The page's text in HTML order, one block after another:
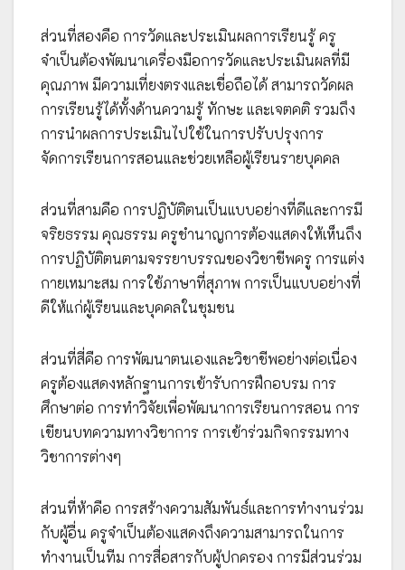
ส่วนที่สองคือ การวัดและประเมินผลการเรียนรู้ ครู
จำเป็นต้องพัฒนาเครื่องมือการวัดและประเมินผลที่มี
คุณภาพ มีความเที่ยงตรงและเชื่อถือได้ สามารถวัดผล
การเรียนรู้ได้ทั้งด้านความรู้ ทักษะ และเจตคติ รวมถึง
การนำผลการประเมินไปใช้ในการปรับปรุงการ
จัดการเรียนการสอนและช่วยเหลือผู้เรียนรายบุคคล
ส่วนที่สามคือ การปฏิบัติตนเป็นแบบอย่างที่ดีและการมี
จริยธรรม คุณธรรม ครูชำนาญการต้องแสดงให้เห็นถึง
การปฏิบัติตนตามจรรยาบรรณของวิชาชีพครู การแต่ง
กายเหมาะสม การใช้ภาษาที่สุภาพ การเป็นแบบอย่างที่
ดีให้แก่ผู้เรียนและบุคคลในชุมชน
ส่วนที่สี่คือ การพัฒนาตนเองและวิชาชีพอย่างต่อเนื่อง
ครูต้องแสดงหลักฐานการเข้ารับการฝึกอบรม การ
ศึกษาต่อ การทำวิจัยเพื่อพัฒนาการเรียนการสอน การ
เขียนบทความทางวิชาการ การเข้าร่วมกิจกรรมทาง
วิชาการต่างๆ
ส่วนที่ห้าคือ การสร้างความสัมพันธ์และการทำงานร่วม
กับผู้อื่น ครูจำเป็นต้องแสดงถึงความสามารถในการ
ทำงานเป็นทีม การสื่อสารกับผู้ปกครอง การมีส่วนร่วม